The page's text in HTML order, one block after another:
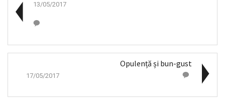
13/05/2017
Opulență și bun-gust
17/05/2017